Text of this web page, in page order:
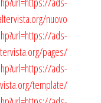
nuovo
ads-
pages/
ads-
template/